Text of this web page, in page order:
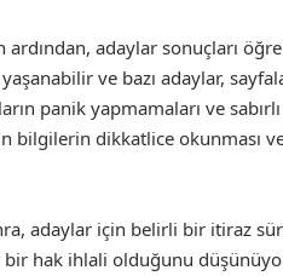
ardından, adaylar sonuçları
ve bazı adaylar,
panik yapmamaları ve
bilgilerin dikkatlice okunması
adaylar için belirli bir itiraz
bir hak ihlali olduğunu